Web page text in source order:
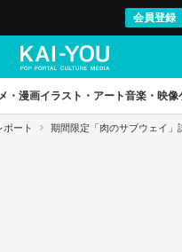
会員登録
・漫画イラスト・アート音楽・映像
ポート 期間限定「肉のサブウェイ